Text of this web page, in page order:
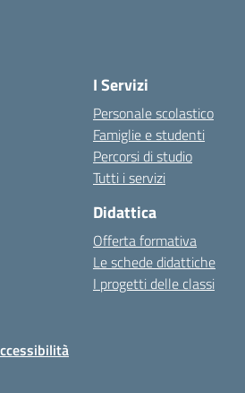
I Servizi
Personale scolastico
Famiglie e studenti
Percorsi di studio
Tutti i servizi
Didattica
Offerta formativa
Le schede didattiche
I progetti delle classi